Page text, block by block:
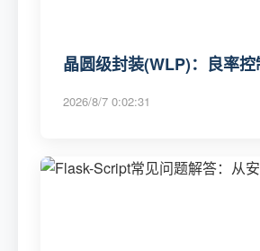
晶圆级封装(WLP)：良率
2026/8/7 0:02:31